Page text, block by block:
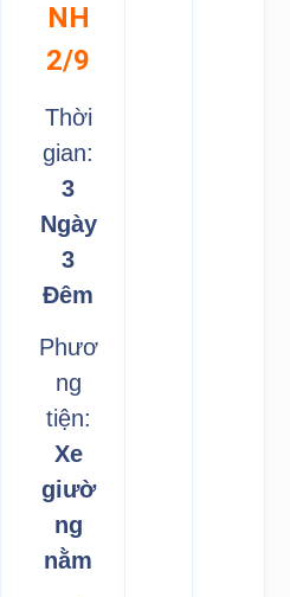
NH
2/9
Thời
gian:
3
Ngày
3
Đêm
Phươ
ng
tiện:
Xe
giườ
ng
nằm